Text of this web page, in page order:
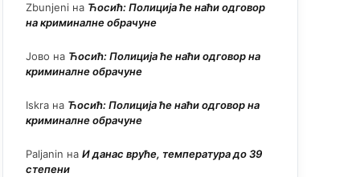
Zbunjeni на Ћосић: Полиција ће наћи одговор
на криминалне обрачуне
Јово на Ћосић: Полиција ће наћи одговор на
криминалне обрачуне
Iskra на Ћосић: Полиција ће наћи одговор на
криминалне обрачуне
Paljanin на И данас вруће, температура до 39
степени